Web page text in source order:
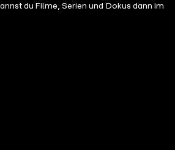
du Filme, Serien und Dokus dann im